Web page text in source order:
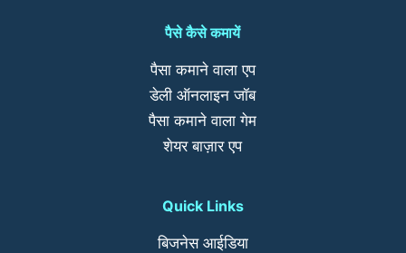
पैसे कैसे कमायें
पैसा कमाने वाला एप
डेली ऑनलाइन जॉब
पैसा कमाने वाला गेम
शेयर बाज़ार एप
Quick Links
बिजनेस आईडिया